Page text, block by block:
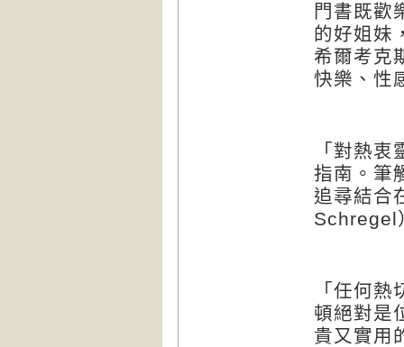
門書既歡
的好姐妹
希爾考克
快樂、性
「對熱
指南。筆
追尋結
Schregel
「任何
頓絕對是
貴又實用